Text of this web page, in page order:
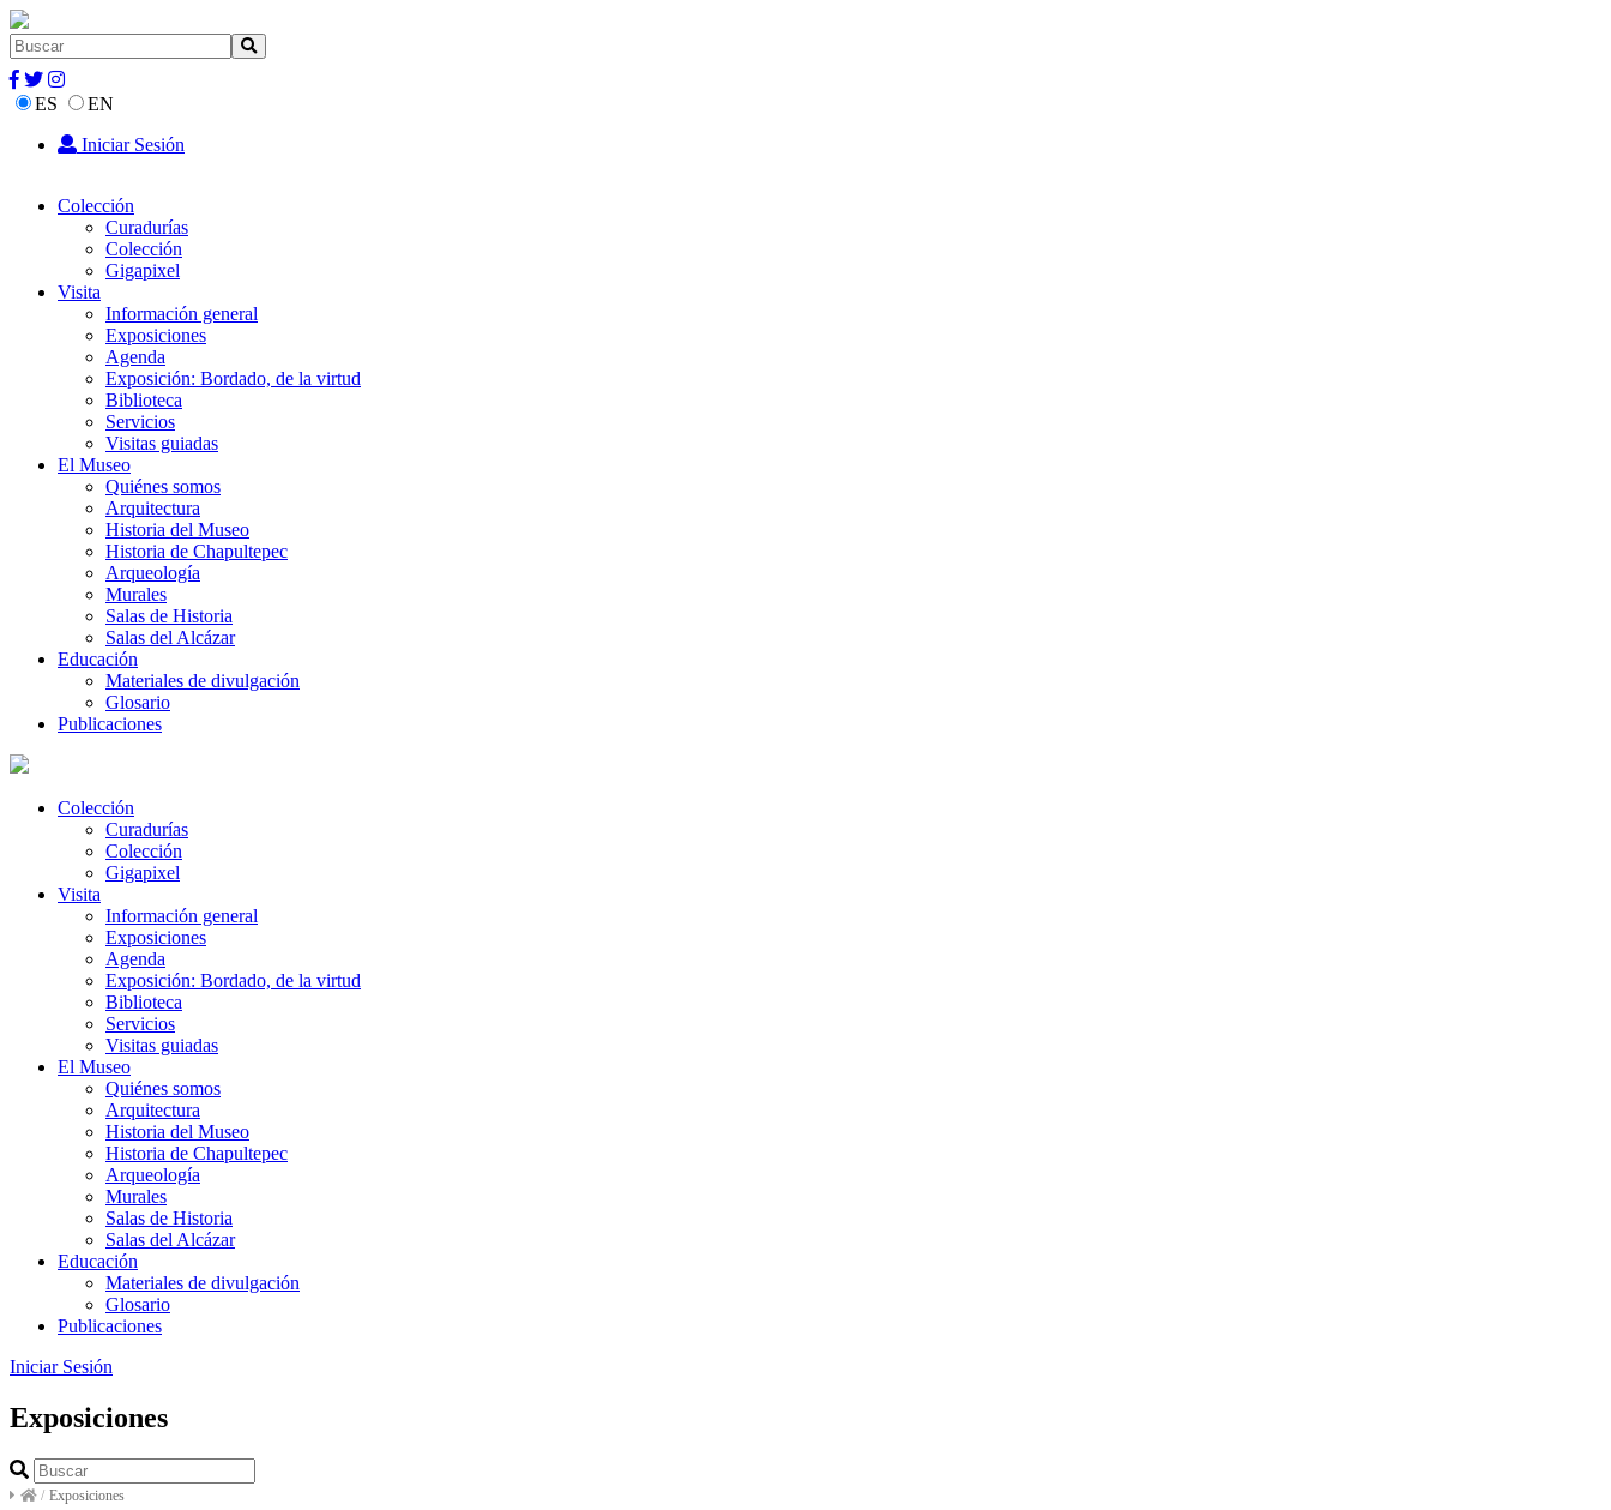
ES
EN
Iniciar Sesión
Colección
Curadurías
Colección
Gigapixel
Visita
Información general
Exposiciones
Agenda
Exposición: Bordado, de la virtud
Biblioteca
Servicios
Visitas guiadas
El Museo
Quiénes somos
Arquitectura
Historia del Museo
Historia de Chapultepec
Arqueología
Murales
Salas de Historia
Salas del Alcázar
Educación
Materiales de divulgación
Glosario
Publicaciones
Colección
Curadurías
Colección
Gigapixel
Visita
Información general
Exposiciones
Agenda
Exposición: Bordado, de la virtud
Biblioteca
Servicios
Visitas guiadas
El Museo
Quiénes somos
Arquitectura
Historia del Museo
Historia de Chapultepec
Arqueología
Murales
Salas de Historia
Salas del Alcázar
Educación
Materiales de divulgación
Glosario
Publicaciones
Iniciar Sesión
Exposiciones
/ Exposiciones